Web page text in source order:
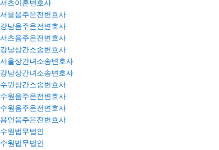
서초이혼변호사
서울음주운전변호사
강남음주운전변호사
서초음주운전변호사
강남상간소송변호사
서울상간녀소송변호사
강남상간녀소송변호사
수원상간소송변호사
수원음주운전변호사
수원음주운전변호사
용인음주운전변호사
수원법무법인
수원법무법인